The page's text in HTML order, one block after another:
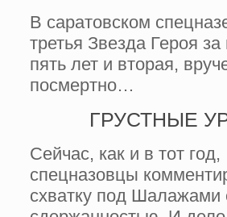
В саратовском
третья Звезда Героя
пять лет и вторая,
посмертно…
ГРУСТНЫЕ
Сейчас, как и в тот год,
спецназовцы
схватку под Шалажами